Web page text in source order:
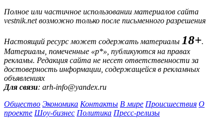
Полное или частичное использовании материалов сайта
vestnik.net возможно только после письменного разрешения
Настоящий ресурс может содержать материалы 18+.
Материалы, помеченные «р*», публикуются на правах
рекламы. Редакция сайта не несет ответственности за
достоверность информации, содержащейся в рекламных
объявлениях
Для связи: arh-info@yandex.ru
Общество Экономика Контакты В мире Происшествия О
проекте Шоу-бизнес Политика Пресс-релизы